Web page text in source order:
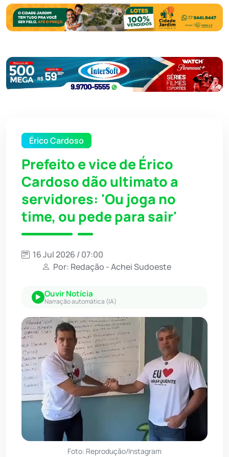
Érico Cardoso
Prefeito e vice de Érico
Cardoso dão ultimato a
servidores: 'Ou joga no
time, ou pede para sair'
16 Jul 2026 / 07:00
Por: Redação - Achei Sudoeste
Ouvir Notícia
Narração automática (IA)
Foto: Reprodução/Instagram